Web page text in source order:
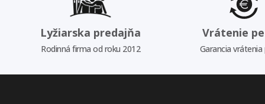
Lyžiarska predajňa
Rodinná firma od roku 2012
Vrátenie
Garancia